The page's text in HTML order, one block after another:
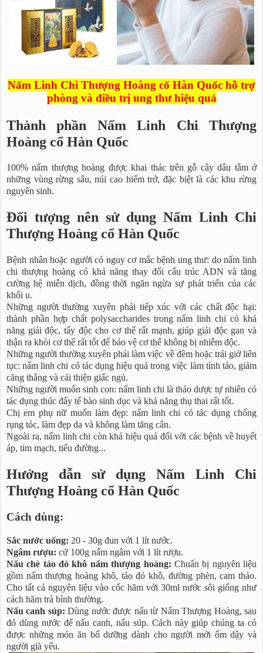
Nấm Linh Chi Thượng Hoàng cổ Hàn Quốc hỗ trợ
phòng và điều trị ung thư hiệu quả
Thành phần Nấm Linh Chi Thượng
Hoàng cổ Hàn Quốc
100% nấm thượng hoàng được khai thác trên gỗ cây dâu tằm ở
những vùng rừng sâu, núi cao hiểm trở, đặc biệt là các khu rừng
nguyên sinh.
Đối tượng nên sử dụng Nấm Linh Chi
Thượng Hoàng cổ Hàn Quốc
Bệnh nhân hoặc người có nguy cơ mắc bệnh ung thư: do nấm linh
chi thượng hoàng có khả năng thay đổi cấu trúc ADN và tăng
cường hệ miễn dịch, đồng thời ngăn ngừa sự phát triển của các
khối u.
Những người thường xuyên phải tiếp xúc với các chất độc hại:
thành phần hợp chất polysaccharides trong nấm linh chi có khả
năng giải độc, tẩy độc cho cơ thể rất mạnh, giúp giải độc gan và
thận ra khỏi cơ thể rất tốt để bảo vệ cơ thể không bị nhiễm độc.
Những người thường xuyên phải làm việc về đêm hoặc trái giờ liên
tục: nấm linh chi có tác dụng hiệu quả trong việc làm tỉnh táo, giảm
căng thẳng và cải thiện giấc ngủ.
Những người muốn sinh con: nấm linh chi là thảo dược tự nhiên có
tác dụng thúc đẩy tế bào sinh dục và khả năng thụ thai rất tốt.
Chị em phụ nữ muốn làm đẹp: nấm linh chi có tác dụng chống
rụng tóc, làm đẹp da và không làm tăng cân.
Ngoài ra, nấm linh chi còn khá hiệu quả đối với các bệnh về huyết
áp, tim mạch, tiểu đường...
Hướng dẫn sử dụng Nấm Linh Chi
Thượng Hoàng cổ Hàn Quốc
Cách dùng:
Sắc nước uống: 20 - 30g đun với 1 lít nước.
Ngâm rượu: cứ 100g nấm ngâm với 1 lít rượu.
Nấu chè táo đỏ khô nấm thượng hoàng: Chuẩn bị nguyên liệu
gồm nấm thượng hoàng khô, táo đỏ khô, đường phèn, cam thảo.
Cho tất cả nguyên liệu vào cốc hãm với 30ml nước sôi giống như
cách hãm trà bình thường.
Nấu canh súp: Dùng nước được nấu từ Nấm Thượng Hoàng, sau
đó dùng nước để nấu canh, nấu súp. Cách này giúp chúng ta có
được những món ăn bổ dưỡng dành cho người mới ốm dậy và
người già yếu.